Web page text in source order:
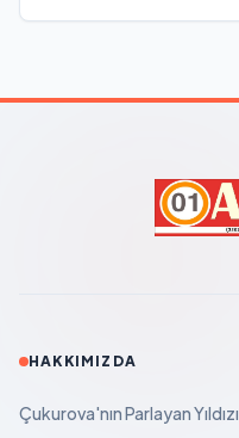
HAKKIMIZDA
Çukurova'nın Parlayan Yıldızı